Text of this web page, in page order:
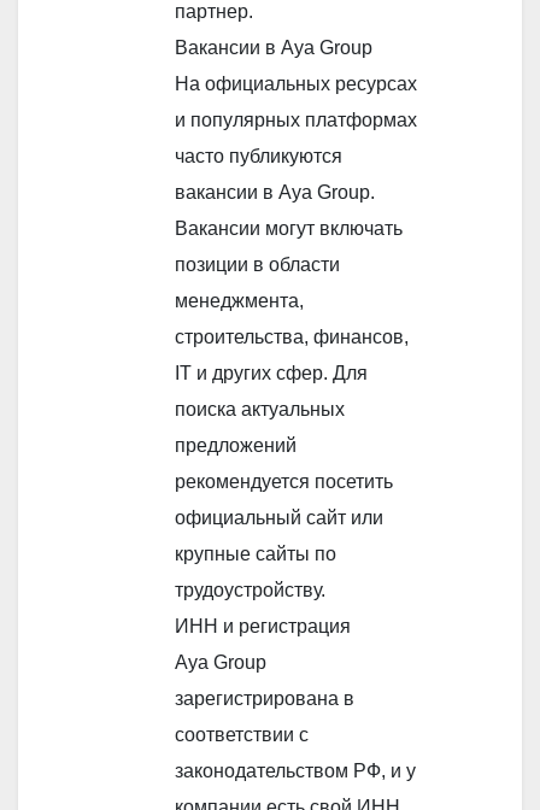
партнер.
Вакансии в Aya Group
На официальных ресурсах
и популярных платформах
часто публикуются
вакансии в Aya Group.
Вакансии могут включать
позиции в области
менеджмента,
строительства, финансов,
IT и других сфер. Для
поиска актуальных
предложений
рекомендуется посетить
официальный сайт или
крупные сайты по
трудоустройству.
ИНН и регистрация
Aya Group
зарегистрирована в
соответствии с
законодательством РФ, и у